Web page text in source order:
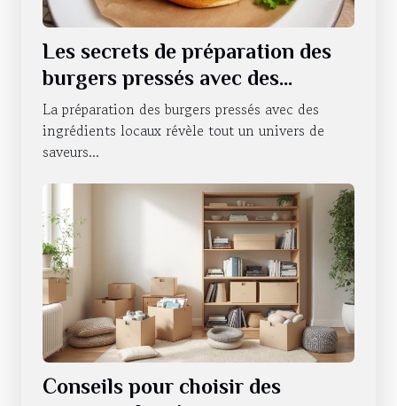
Les secrets de préparation des
burgers pressés avec des
ingrédients locaux
La préparation des burgers pressés avec des
ingrédients locaux révèle tout un univers de
saveurs...
Conseils pour choisir des